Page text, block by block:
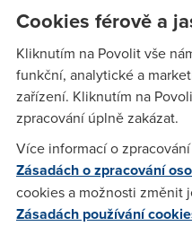
ty ustredny telecomu si to
najimaji od Telecomu :-)))
Martin(10.3.2006 08:00:36)
Kabely od ústředny k
telecomu,ale konektivitu
svou infrastrukturu!!!
Anonym(11.3.2006 02:00:11)
Cookies férově a
Kliknutím na Povolit vše
funkční, analytické a
zařízení. Kliknutím na
zpracování úplně zakázat.
Více informací o
Zásadách o zpracování
cookies a možnosti změnit
Zásadách používání